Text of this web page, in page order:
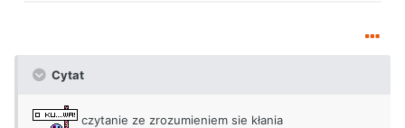
Cytat
czytanie ze zrozumieniem sie kłania